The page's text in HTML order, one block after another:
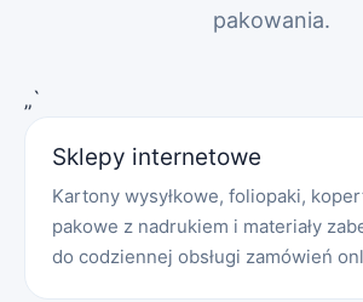
pakowania.
„`
Sklepy internetowe
Kartony wysyłkowe, foliopaki,
pakowe z nadrukiem i materiały
do codziennej obsługi zamówień